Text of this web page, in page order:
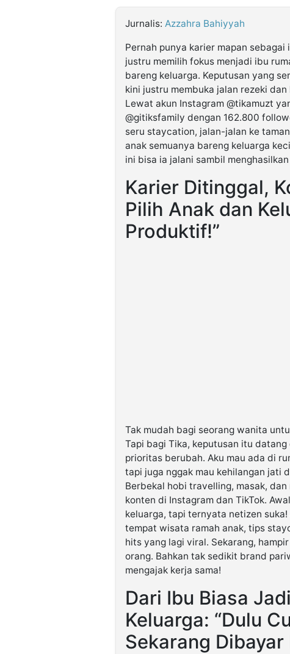
Jurnalis: Azzahra Bahiyyah
Pernah punya karier mapan
justru memilih fokus menjadi ibu
bareng keluarga. Keputusan yang
kini justru membuka jalan rezeki
Lewat akun Instagram @tikamuzt
@gitiksfamily dengan 162.800
seru staycation, jalan-jalan ke
anak semuanya bareng keluarga
ini bisa ia jalani sambil
Karier Ditinggal,
Pilih Anak dan
Produktif!”
Tak mudah bagi seorang wanita
Tapi bagi Tika, keputusan itu
prioritas berubah. Aku mau ada di
tapi juga nggak mau kehilangan jati
Berbekal hobi travelling, masak,
konten di Instagram dan TikTok.
keluarga, tapi ternyata netizen
tempat wisata ramah anak, tips
hits yang lagi viral. Sekarang,
orang. Bahkan tak sedikit brand
mengajak kerja sama!
Dari Ibu Biasa
Keluarga: “Dulu
Sekarang Dibayar